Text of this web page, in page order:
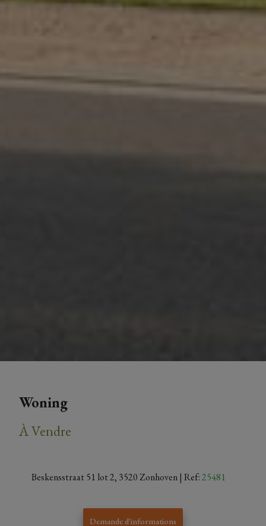
Woning
À Vendre
Beskensstraat 51 lot 2, 3520 Zonhoven | Ref:25481
Demande d'informations